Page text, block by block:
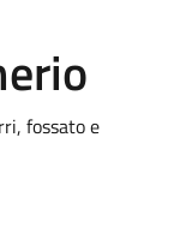
fossato e